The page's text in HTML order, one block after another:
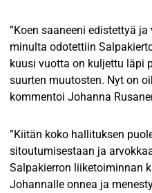
”Koen saaneeni edistettyä
minulta odotettiin
kuusi vuotta on kuljettu läpi
suurten muutosten. Nyt on
kommentoi Johanna
”Kiitän koko hallituksen
sitoutumisestaan ja
Salpakierron liiketoiminnan
Johannalle onnea ja